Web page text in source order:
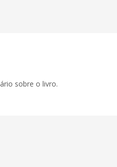
sobre o livro.